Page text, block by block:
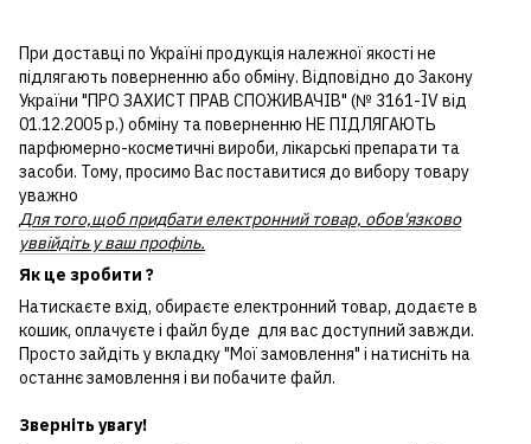
При доставці по Україні продукція належної якості не
підлягають поверненню або обміну. Відповідно до Закону
України "ПРО ЗАХИСТ ПРАВ СПОЖИВАЧІВ" (№ 3161-IV від
01.12.2005 р.) обміну та поверненню НЕ ПІДЛЯГАЮТЬ
парфюмерно-косметичні вироби, лікарські препарати та
засоби. Тому, просимо Вас поставитися до вибору товару
уважно
Для того,щоб придбати електронний товар, обов'язково
уввійдіть у ваш профіль.
Як це зробити ?
Натискаєте вхід, обираєте електронний товар, додаєте в
кошик, оплачуєте і файл буде для вас доступний завжди.
Просто зайдіть у вкладку "Мої замовлення" і натисніть на
останнє замовлення і ви побачите файл.
Зверніть увагу!